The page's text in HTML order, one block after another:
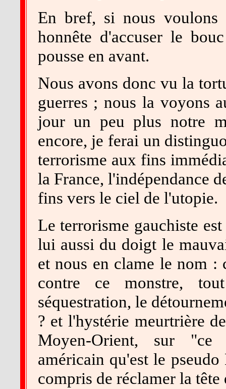
En bref, si nous voulons
honnête d'accuser le
pousse en avant.
Nous avons donc vu la
guerres ; nous la voyons
jour un peu plus notre
encore, je ferai un
terrorisme aux fins
la France, l'indépendance
fins vers le ciel de l'utopie.
Le terrorisme gauchiste
lui aussi du doigt le
et nous en clame le nom
contre ce monstre,
séquestration, le
? et l'hystérie meurtrière
Moyen-Orient, sur "ce
américain qu'est le
compris de réclamer la